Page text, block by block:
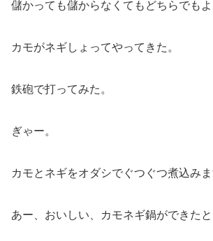
儲かっても儲からなくてもどちらでもよ
カモがネギしょってやってきた。
鉄砲で打ってみた。
ぎゃー。
カモとネギをオダシでぐつぐつ煮込みま
あー、おいしい、カモネギ鍋ができたと